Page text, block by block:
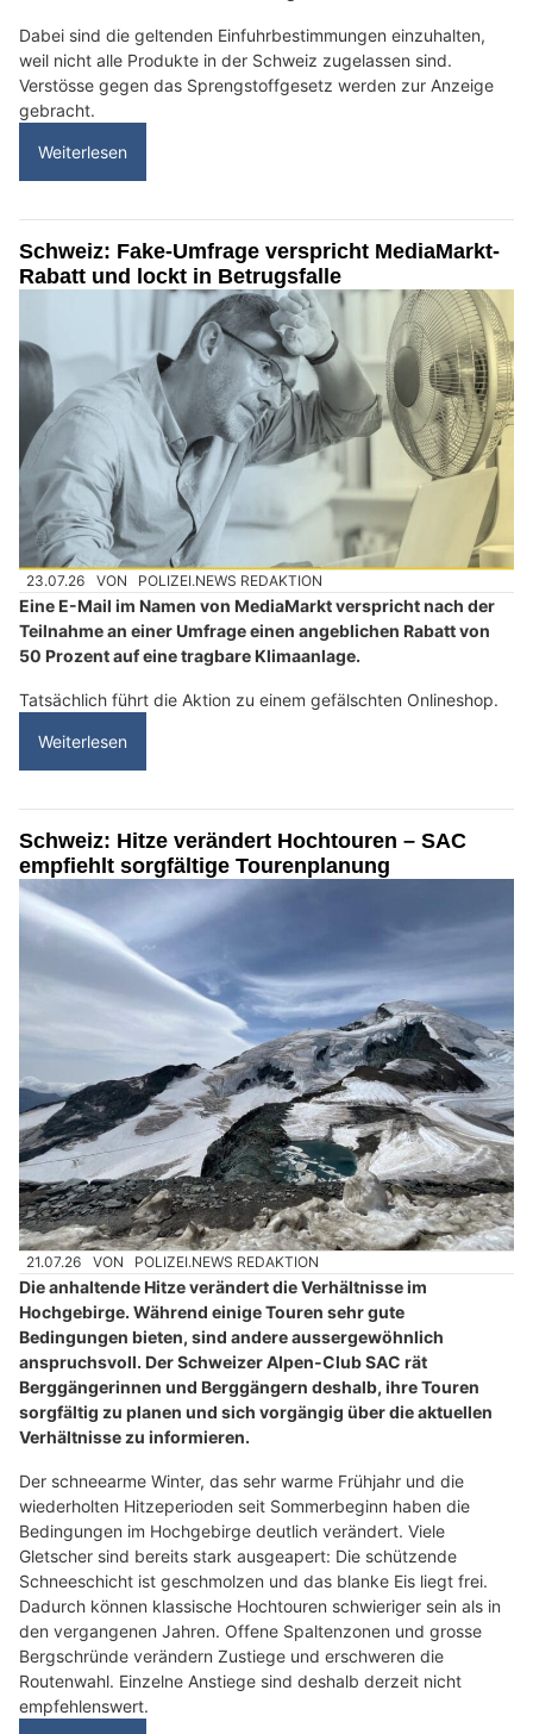
Dabei sind die geltenden Einfuhrbestimmungen einzuhalten,
weil nicht alle Produkte in der Schweiz zugelassen sind.
Verstösse gegen das Sprengstoffgesetz werden zur Anzeige
gebracht.
Weiterlesen
Schweiz: Fake-Umfrage verspricht MediaMarkt-
Rabatt und lockt in Betrugsfalle
23.07.26 VON POLIZEI.NEWS REDAKTION
Eine E-Mail im Namen von MediaMarkt verspricht nach der
Teilnahme an einer Umfrage einen angeblichen Rabatt von
50 Prozent auf eine tragbare Klimaanlage.
Tatsächlich führt die Aktion zu einem gefälschten Onlineshop.
Weiterlesen
Schweiz: Hitze verändert Hochtouren – SAC
empfiehlt sorgfältige Tourenplanung
21.07.26 VON POLIZEI.NEWS REDAKTION
Die anhaltende Hitze verändert die Verhältnisse im
Hochgebirge. Während einige Touren sehr gute
Bedingungen bieten, sind andere aussergewöhnlich
anspruchsvoll. Der Schweizer Alpen-Club SAC rät
Berggängerinnen und Berggängern deshalb, ihre Touren
sorgfältig zu planen und sich vorgängig über die aktuellen
Verhältnisse zu informieren.
Der schneearme Winter, das sehr warme Frühjahr und die
wiederholten Hitzeperioden seit Sommerbeginn haben die
Bedingungen im Hochgebirge deutlich verändert. Viele
Gletscher sind bereits stark ausgeapert: Die schützende
Schneeschicht ist geschmolzen und das blanke Eis liegt frei.
Dadurch können klassische Hochtouren schwieriger sein als in
den vergangenen Jahren. Offene Spaltenzonen und grosse
Bergschründe verändern Zustiege und erschweren die
Routenwahl. Einzelne Anstiege sind deshalb derzeit nicht
empfehlenswert.